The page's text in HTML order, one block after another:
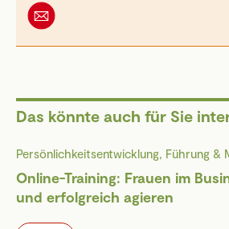
Das könnte auch für Sie
Persönlichkeitsentwicklung, Führung &
Online-Training: Frauen im
und erfolgreich agieren